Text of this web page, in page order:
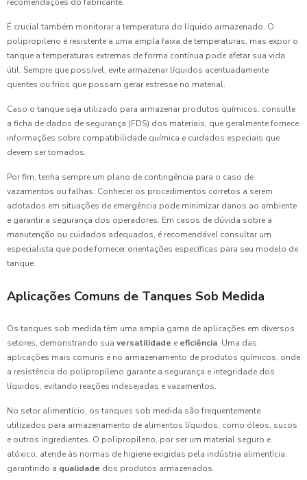
É crucial também monitorar a temperatura do líquido armazenado. O
polipropileno é resistente a uma ampla faixa de temperaturas, mas expor o
tanque a temperaturas extremas de forma contínua pode afetar sua vida
útil. Sempre que possível, evite armazenar líquidos acentuadamente
quentes ou frios que possam gerar estresse no material.
Caso o tanque seja utilizado para armazenar produtos químicos, consulte
a ficha de dados de segurança (FDS) dos materiais, que geralmente fornece
informações sobre compatibilidade química e cuidados especiais que
devem ser tomados.
Por fim, tenha sempre um plano de contingência para o caso de
vazamentos ou falhas. Conhecer os procedimentos corretos a serem
adotados em situações de emergência pode minimizar danos ao ambiente
e garantir a segurança dos operadores. Em casos de dúvida sobre a
manutenção ou cuidados adequados, é recomendável consultar um
especialista que pode fornecer orientações específicas para seu modelo de
tanque.
Aplicações Comuns de Tanques Sob Medida
Os tanques sob medida têm uma ampla gama de aplicações em diversos
setores, demonstrando sua versatilidade e eficiência. Uma das
aplicações mais comuns é no armazenamento de produtos químicos, onde
a resistência do polipropileno garante a segurança e integridade dos
líquidos, evitando reações indesejadas e vazamentos.
No setor alimentício, os tanques sob medida são frequentemente
utilizados para armazenamento de alimentos líquidos, como óleos, sucos
e outros ingredientes. O polipropileno, por ser um material seguro e
atóxico, atende às normas de higiene exigidas pela indústria alimentícia,
garantindo a qualidade dos produtos armazenados.